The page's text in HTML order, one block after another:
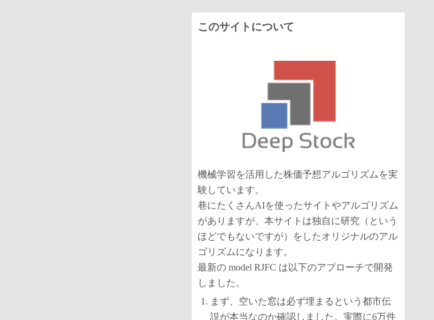
このサイトについて
機械学習を活用した株価予想アルゴリズムを実
験しています。
巷にたくさんAIを使ったサイトやアルゴリズム
がありますが、本サイトは独自に研究（という
ほどでもないですが）をしたオリジナルのアル
ゴリズムになります。
最新の model RJFC は以下のアプローチで開発
しました。
まず、空いた窓は必ず埋まるという都市伝
説が本当なのか確認しました。実際に6万件